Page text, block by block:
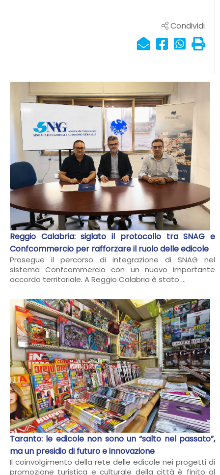
Condividi
Reggio Calabria: siglato il protocollo tra SNAG e
Confcommercio per rafforzare il ruolo delle edicole
Prosegue il percorso di integrazione di SNAG nel
sistema Confcommercio con un nuovo importante
accordo territoriale. A Reggio Calabria è stato ...
Taranto: le edicole non sono un “salto nel passato”,
ma un presidio di futuro e innovazione
Il coinvolgimento della rete delle edicole nei progetti di
promozione turistica e culturale della città è finito al